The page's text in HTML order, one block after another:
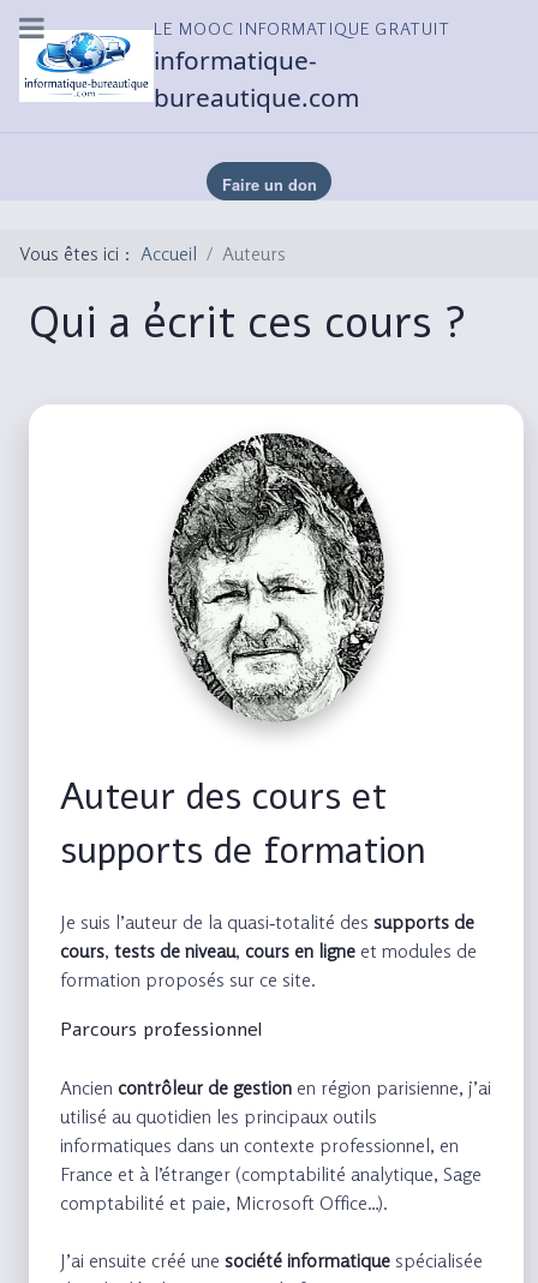
LE MOOC INFORMATIQUE GRATUIT
informatique-
bureautique.com
Vous êtes ici : Accueil Auteurs
Qui a écrit ces cours ?
Auteur des cours et
supports de formation
Je suis l’auteur de la quasi‑totalité des supports de
cours, tests de niveau, cours en ligne et modules de
formation proposés sur ce site.
Parcours professionnel
Ancien contrôleur de gestion en région parisienne, j’ai
utilisé au quotidien les principaux outils
informatiques dans un contexte professionnel, en
France et à l’étranger (comptabilité analytique, Sage
comptabilité et paie, Microsoft Office…).
J’ai ensuite créé une société informatique spécialisée